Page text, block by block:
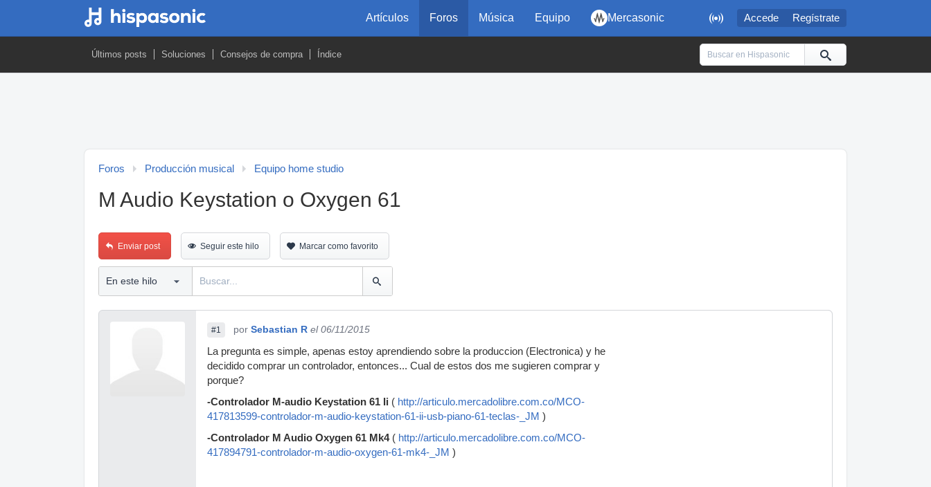
 Accede Regístrate
Artículos Foros Música Equipo Mercasonic
Últimos posts Soluciones Consejos de compra Índice
Foros Producción musical Equipo home studio
M Audio Keystation o Oxygen 61
Enviar post Seguir este hilo Marcar como favorito
#1 por Sebastian R el 06/11/2015
La pregunta es simple, apenas estoy aprendiendo sobre la produccion (Electronica) y he
decidido comprar un controlador, entonces... Cual de estos dos me sugieren comprar y
porque?
-Controlador M-audio Keystation 61 Ii ( http://articulo.mercadolibre.com.co/MCO-
417813599-controlador-m-audio-keystation-61-ii-usb-piano-61-teclas-_JM )
-Controlador M Audio Oxygen 61 Mk4( http://articulo.mercadolibre.com.co/MCO-
417894791-controlador-m-audio-oxygen-61-mk4-_JM )